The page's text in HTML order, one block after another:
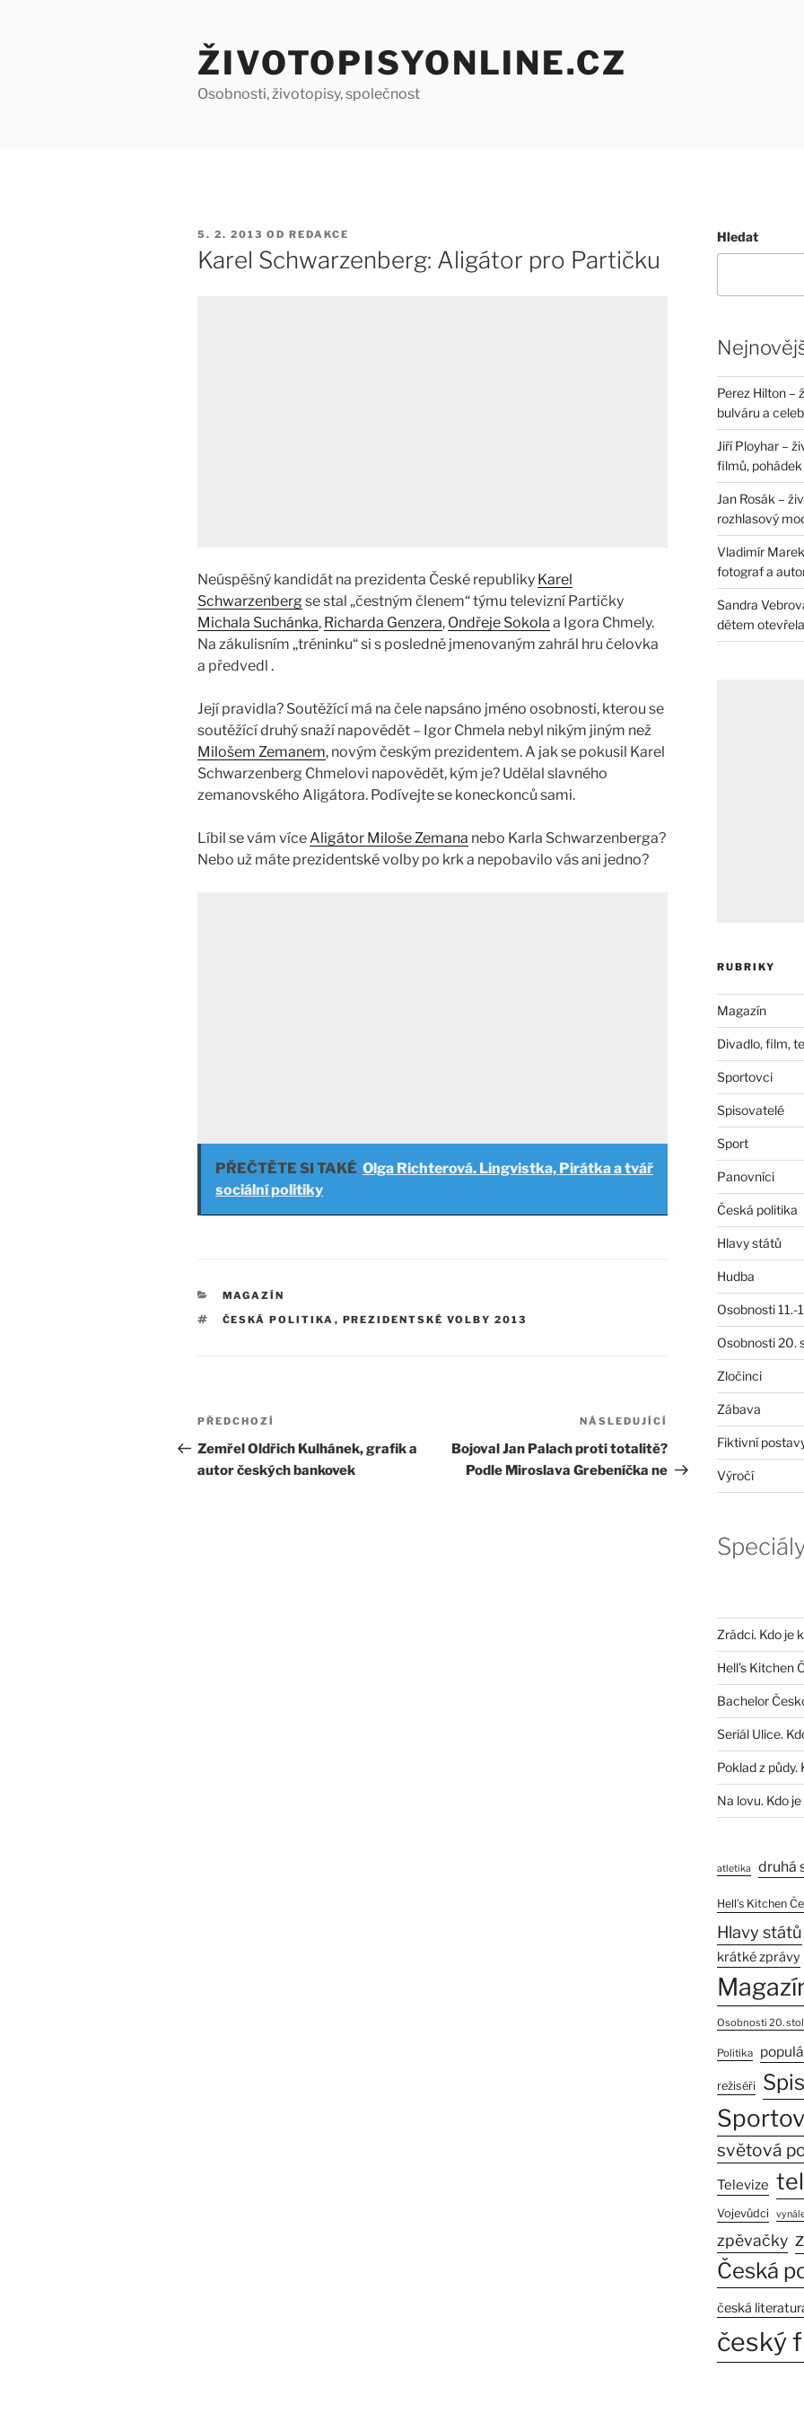
ŽIVOTOPISYONLINE.CZ
Osobnosti, životopisy, společnost
PUBLIKOVÁNO
5. 2. 2013 OD REDAKCE
Karel Schwarzenberg: Aligátor pro Partičku
Neúspěšný kandidát na prezidenta České republiky Karel
Schwarzenbergse stal „čestným členem“ týmu televizní Partičky
Michala Suchánka, Richarda Genzera, Ondřeje Sokola a Igora Chmely.
Na zákulisním „tréninku“ si s posledně jmenovaným zahrál hru čelovka
a předvedl .
Její pravidla? Soutěžící má na čele napsáno jméno osobnosti, kterou se
soutěžící druhý snaží napovědět – Igor Chmela nebyl nikým jiným než
Milošem Zemanem, novým českým prezidentem. A jak se pokusil Karel
Schwarzenberg Chmelovi napovědět, kým je? Udělal slavného
zemanovského Aligátora. Podívejte se koneckonců sami.
Líbil se vám víceAligátor Miloše Zemana nebo Karla Schwarzenberga?
Nebo už máte prezidentské volby po krk a nepobavilo vás ani jedno?
PŘEČTĚTE SI TAKÉ Olga Richterová. Lingvistka, Pirátka a tvář
sociální politiky
RUBRIKY
MAGAZÍN
ŠTÍTKY
ČESKÁ POLITIKA , PREZIDENTSKÉ VOLBY 2013
Navigace
pro
příspěvek
Předchozí
příspěvek
PŘEDCHOZÍ
Zemřel Oldřich Kulhánek, grafik a
autor českých bankovek
Následující
příspěvek
NÁSLEDUJÍCÍ
Bojoval Jan Palach proti totalitě?
Podle Miroslava Grebeníčka ne
Hledat
Perez Hilton –
bulváru a
Jiří Ployhar –
filmů, pohádek
Jan Rosák –
rozhlasový
Vladimír
fotograf a
Sandra
dětem
RUBRIKY
Magazín
Divadlo, film,
Sportovci
Spisovatelé
Sport
Panovníci
Česká politika
Hlavy států
Hudba
Osobnosti 11.-
Osobnosti 20.
Zločinci
Zábava
Fiktivní
Výročí
Zrádci. Kdo je
Hell’s Kitchen
Bachelor
Seriál Ulice.
Poklad z půdy.
Na lovu. Kdo
atletika druhá
Hell’s Kitchen
Hlavy států
krátké zprávy
Osobnosti 20.
Politika
režiséři
světová
Televize
Vojevůdci
zpěvačky
Česká
česká
český